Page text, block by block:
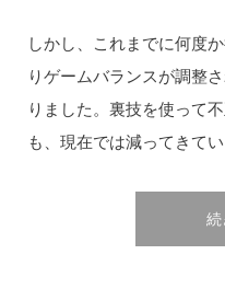
しかし、これまでに何度
りゲームバランスが調整さ
りました。裏技を使って
も、現在では減ってきてい
続